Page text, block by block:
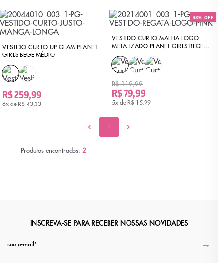
VESTIDO CURTO UP GLAM PLANET
GIRLS BEGE MÉDIO
R$ 259,99
6x de R$ 43,33
33% OFF
VESTIDO CURTO MALHA LOGO
METALIZADO PLANET GIRLS BEGE
R$ 119,99
R$ 79,99
5x de R$ 15,99
1
Produtos encontrados: 2
INSCREVA-SE PARA RECEBER NOSSAS NOVIDADES